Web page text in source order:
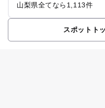
山梨県全てなら1,113件
スポットト